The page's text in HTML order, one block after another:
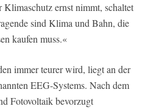
Klimaschutz ernst nimmt, schaltet
sind Klima und Bahn, die
kaufen muss.«
immer teurer wird, liegt an der
EEG-Systems. Nach dem
Fotovoltaik bevorzugt